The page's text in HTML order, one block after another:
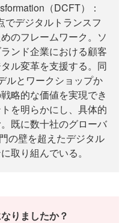
（DCFT）：
デジタルトランスフ
のフレームワーク。ソ
ンド企業における顧客
ル変革を支援する。同
ルとワークショップか
略的な価値を実現でき
を明らかにし、具体的
既に数十社のグローバ
の壁を超えたデジタル
取り組んでいる。
りましたか？